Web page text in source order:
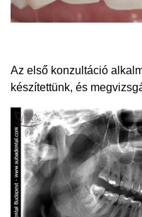
Az első konzultáció
készítettünk, és